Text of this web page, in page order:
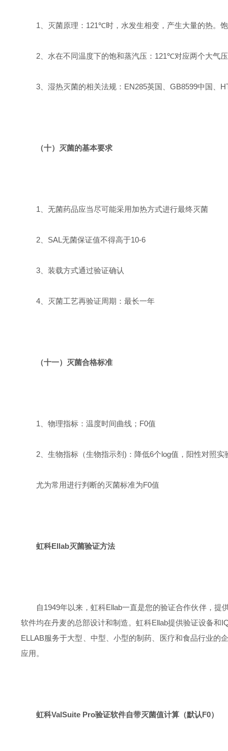
1 、灭菌原理： 121℃时，水发生相变，产生大量的热。
2、水在不同温度下的饱和蒸汽压： 121℃对应两个大气
3、湿热灭菌的相关法规： EN285英国、 GB8599中国、
（十）灭菌的基本要求
1 、无菌药品应当尽可能采用加热方式进行最终灭菌
2、 SAL无菌保证值不得高于10-6
3、装载方式通过验证确认
4、灭菌工艺再验证周期：最长一年
（十一）灭菌合格标准
1 、物理指标：温度时间曲线； F0值
2、生物指标（生物指示剂) ：降低6个log值，阳性对照实
尤为常用进行判断的灭菌标准为F0值
虹科Ellab灭菌验证方法
自1949年以来，虹科Ellab一直是您的验证合作伙伴，提
软件均在丹麦的总部设计和制造。虹科Ellab提供验证设备和
ELLAB服务于大型、中型、小型的制药、医疗和食品行业的
应用。
虹科ValSuite Pro验证软件自带灭菌值计算（默认F0）